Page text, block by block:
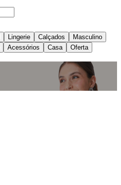
Lingerie Calçados
Masculino
Acessórios Casa Oferta